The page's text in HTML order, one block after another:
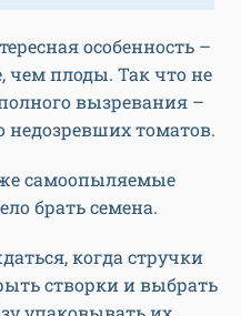
особенность –
чем плоды. Так что не
вызревания –
недозревших томатов.
самоопыляемые
брать семена.
когда стручки
створки и выбрать